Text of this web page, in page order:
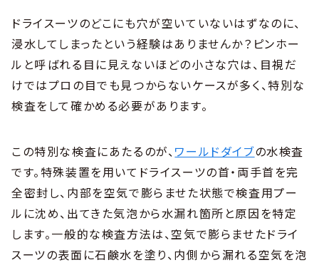
ドライスーツのどこにも穴が空いていないはずなのに、
浸水してしまったという経験はありませんか？ピンホー
ルと呼ばれる目に見えないほどの小さな穴は、目視だ
けではプロの目でも見つからないケースが多く、特別な
検査をして確かめる必要があります。
この特別な検査にあたるのが、ワールドダイブの水検査
です。特殊装置を用いてドライスーツの首・両手首を完
全密封し、内部を空気で膨らませた状態で検査用プー
ルに沈め、出てきた気泡から水漏れ箇所と原因を特定
します。一般的な検査方法は、空気で膨らませたドライ
スーツの表面に石鹸水を塗り、内側から漏れる空気を泡